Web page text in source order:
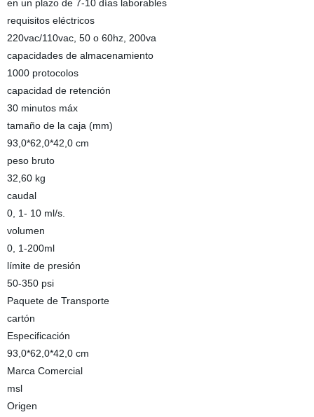
en un plazo de 7-10 días laborables
requisitos eléctricos
220vac/110vac, 50 o 60hz, 200va
capacidades de almacenamiento
1000 protocolos
capacidad de retención
30 minutos máx
tamaño de la caja (mm)
93,0*62,0*42,0 cm
peso bruto
32,60 kg
caudal
0, 1- 10 ml/s.
volumen
0, 1-200ml
límite de presión
50-350 psi
Paquete de Transporte
cartón
Especificación
93,0*62,0*42,0 cm
Marca Comercial
msl
Origen